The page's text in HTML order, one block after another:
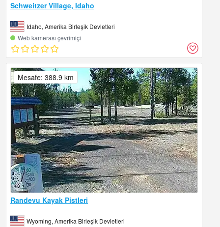
Schweitzer Village, Idaho
Idaho, Amerika Birleşik Devletleri
Web kamerası çevrimiçi
Randevu Kayak Pistleri
Wyoming, Amerika Birleşik Devletleri
Mesafe: 388.9 km